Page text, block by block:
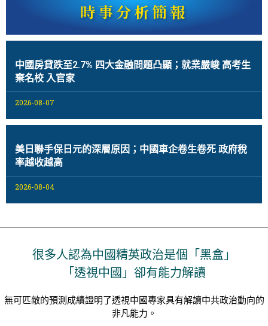
時事分析簡報
中國房貸跌至2.7% 四大金融問題凸顯；就業嚴峻 高考生
棄名校 入官家
2026-08-07
美日聯手保日元的深層原因；中國車企卷生卷死 政府稅
率越收越高
2026-08-04
很多人認為中國精英政治是個「黑盒」
「透視中國」卻有能力解讀
無可匹敵的預測成績證明了透視中國專家具有解讀中共政治動向的
非凡能力。